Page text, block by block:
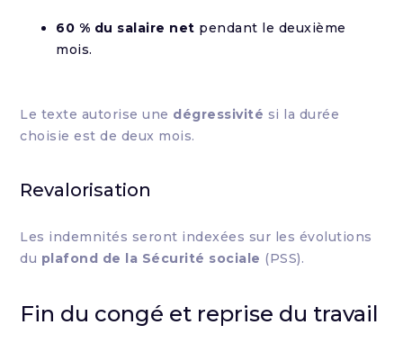
60 % du salaire net pendant le deuxième
mois.
Le texte autorise une dégressivité si la durée
choisie est de deux mois.
Revalorisation
Les indemnités seront indexées sur les évolutions
du plafond de la Sécurité sociale (PSS).
Fin du congé et reprise du travail